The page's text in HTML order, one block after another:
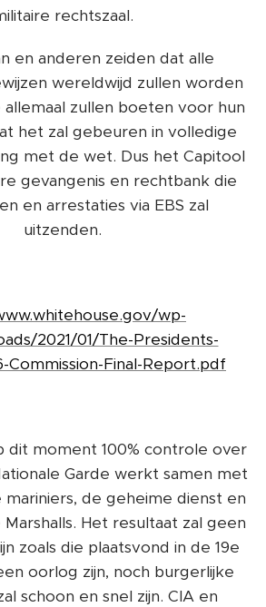
rechtszaal.
en anderen zeiden dat alle
wereldwijd zullen worden
zullen boeten voor hun
het zal gebeuren in volledige
met de wet. Dus het Capitool
gevangenis en rechtbank die
en arrestaties via EBS zal
uitzenden.
wp-
2021/01/The-Presidents-
Commission-Final-Report.pdf
dit moment 100% controle over
Garde werkt samen met
de geheime dienst en
Het resultaat zal geen
zoals die plaatsvond in de 19e
oorlog zijn, noch burgerlijke
schoon en snel zijn. CIA en